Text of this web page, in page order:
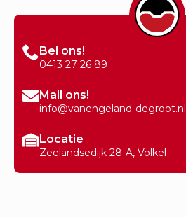
Bel ons!
0413 27 26 89
Mail ons!
info@vanengeland-degroot.nl
Locatie
Zeelandsedijk 28-A, Volkel